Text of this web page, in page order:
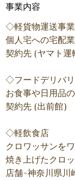
​事業内容
◇軽貨物運送事業
個人宅への宅配
契約先 (ヤマト
◇フードデリバ
お食事や日用品
契約先 (出前館)
◇軽飲食店
クロワッサンを
焼き上げたクロ
店舗-神奈川県川